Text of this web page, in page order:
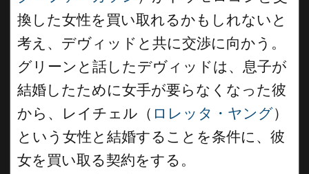
換した女性を買い取れるかもしれないと
考え、デヴィッドと共に交渉に向かう。
グリーンと話したデヴィッドは、息子が
結婚したために女手が要らなくなった彼
から、レイチェル（ ロレッタ・ヤング）
という女性と結婚することを条件に、彼
女を買い取る契約をする。